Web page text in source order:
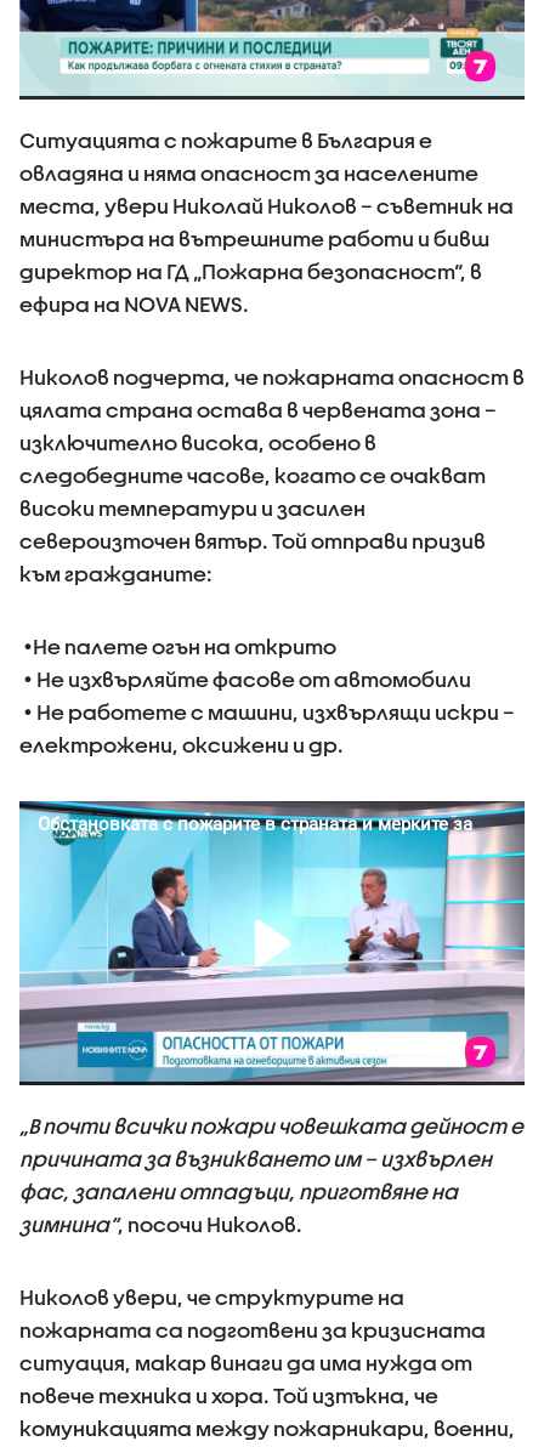
Ситуацията с пожарите в България е
овладяна и няма опасност за населените
места, увери Николай Николов – съветник на
министъра на вътрешните работи и бивш
директор на ГД „Пожарна безопасност“, в
ефира на NOVA NEWS.
Николов подчерта, че пожарната опасност в
цялата страна остава в червената зона –
изключително висока, особено в
следобедните часове, когато се очакват
високи температури и засилен
североизточен вятър. Той отправи призив
към гражданите:
•Не палете огън на открито
• Не изхвърляйте фасове от автомобили
• Не работете с машини, изхвърлящи искри –
електрожени, оксижени и др.
„В почти всички пожари човешката дейност е
причината за възникването им – изхвърлен
фас, запалени отпадъци, приготвяне на
зимнина“, посочи Николов.
Николов увери, че структурите на
пожарната са подготвени за кризисната
ситуация, макар винаги да има нужда от
повече техника и хора. Той изтъкна, че
комуникацията между пожарникари, военни,